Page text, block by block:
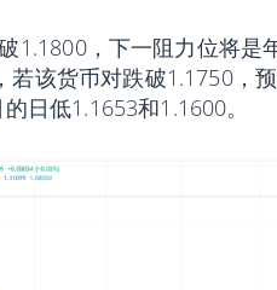
1.1800，下一阻力位将是
若该货币对跌破1.1750，
日低1.1653和1.1600。